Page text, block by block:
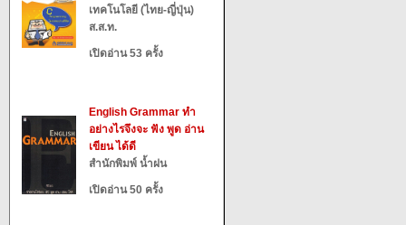
เทคโนโลยี (ไทย-ญี่ปุ่น)
ส.ส.ท.
เปิดอ่าน 53 ครั้ง
English Grammar ทำ
อย่างไรจึงจะ ฟัง พูด อ่าน
เขียน ได้ดี
สำนักพิมพ์ น้ำฝน
เปิดอ่าน 50 ครั้ง